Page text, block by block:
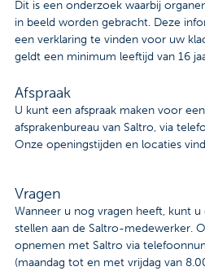
Afspraak maken
Locaties
Onderzoeken
Trombosedienst
Dit is een onderzoek waarbij
in beeld worden gebracht. Deze
een verklaring te vinden voor uw
geldt een minimum leeftijd van 16
Afspraak
U kunt een afspraak maken voor
afsprakenbureau van Saltro, via
Onze openingstijden en locaties
Vragen
Wanneer u nog vragen heeft, kunt
stellen aan de Saltro-medewerker.
opnemen met Saltro via
(maandag tot en met vrijdag van